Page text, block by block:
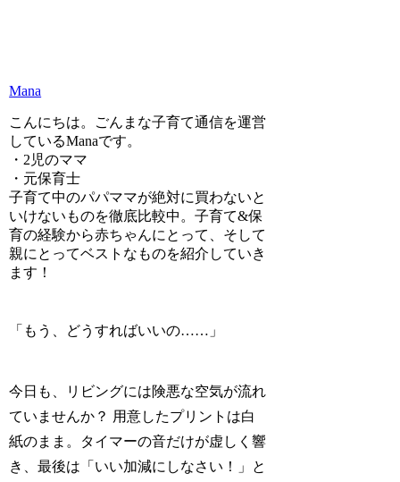
Mana
こんにちは。ごんまな子育て通信を運営
しているManaです。
・2児のママ
・元保育士
子育て中のパパママが絶対に買わないと
いけないものを徹底比較中。子育て&保
育の経験から赤ちゃんにとって、そして
親にとってベストなものを紹介していき
ます！
「もう、どうすればいいの……」
今日も、リビングには険悪な空気が流れ
ていませんか？ 用意したプリントは白
紙のまま。タイマーの音だけが虚しく響
き、最後は「いい加減にしなさい！」と